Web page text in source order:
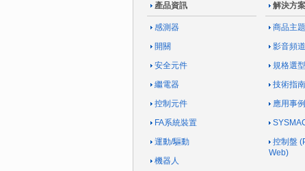
產品資訊
感測器
開關
安全元件
繼電器
控制元件
FA系統裝置
運動/驅動
機器人
解決方案
商品主題
影音頻道
規格選型
技術指南
應用事例
控制盤
Web)